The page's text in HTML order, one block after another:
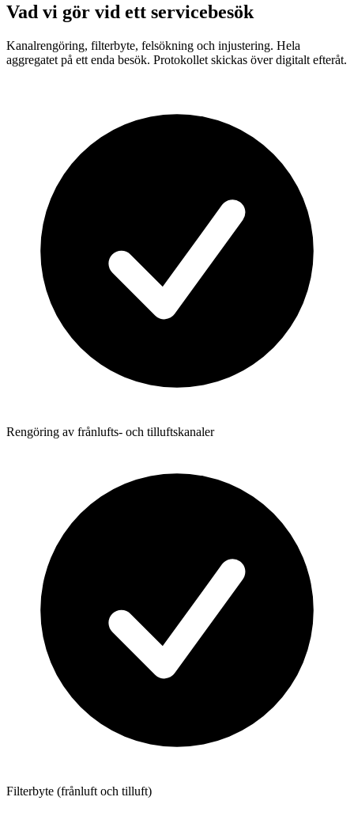
Vad vi gör vid ett servicebesök
Kanalrengöring, filterbyte, felsökning och injustering. Hela
aggregatet på ett enda besök. Protokollet skickas över digitalt efteråt.
Rengöring av frånlufts- och tilluftskanaler
Filterbyte (frånluft och tilluft)